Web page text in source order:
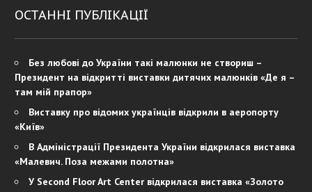
ОСТАННІ ПУБЛІКАЦІЇ
Без любові до України такі малюнки не створиш –
Президент на відкритті виставки дитячих малюнків «Де я –
там мій прапор»
Виставку про відомих українців відкрили в аеропорту
«Київ»
В Адміністрації Президента України відкрилася виставка
«Малевич. Поза межами полотна»
У Second Floor Art Center відкрилася виставка «Золото